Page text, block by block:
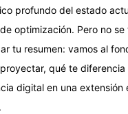
profundo del estado
optimización. Pero no
tu resumen: vamos al
qué te diferencia
digital en una extensión